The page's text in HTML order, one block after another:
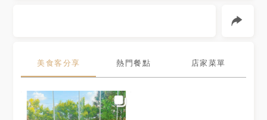
美食客分享 熱門餐點 店家菜單